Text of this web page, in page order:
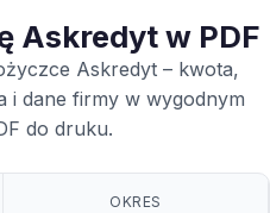
Askredyt w PDF
Askredyt – kwota,
i dane firmy w wygodnym
do druku.
OKRES